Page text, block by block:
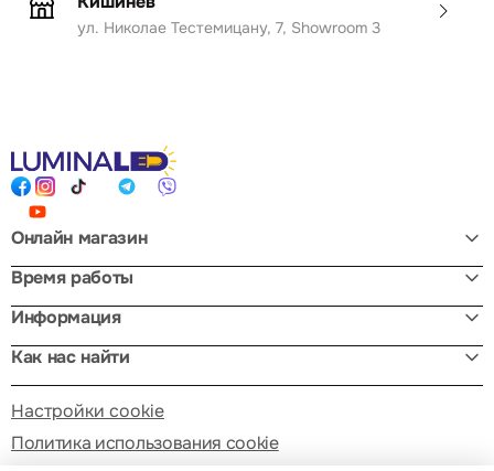
ул. Николае Тестемицану, 7, Showroom 3
Онлайн магазин
Время работы
Информация
Как нас найти
Настройки cookie
Политика использования cookie